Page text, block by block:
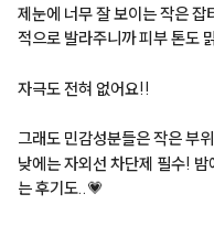
제눈에 너무잘보이는작은잡
적으로 발라주니까피부톤도
자극도전혀 없어요!!
그래도 민감성분들은작은부
낮에는자외선 차단제 필수! 밤
는후기도..💗